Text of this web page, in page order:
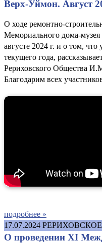
Верх-Уймон. Август
О ходе ремонтно-
Мемориального дома-
августе 2024 г. и о том, что
текущего года,
Рериховского Общества
Благодарим всех
подробнее »
17.07.2024
О проведении XI